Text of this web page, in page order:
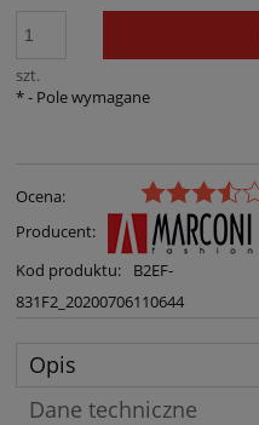
szt.
*- Pole wymagane
Ocena:
Producent:
Kod produktu:
B2EF-
831F2_20200706110644
Opis
Dane techniczne